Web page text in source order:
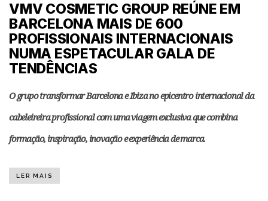
VMV COSMETIC GROUP REÚNE EM
BARCELONA MAIS DE 600
PROFISSIONAIS INTERNACIONAIS
NUMA ESPETACULAR GALA DE
TENDÊNCIAS
O grupotransformar Barcelona e Ibiza no epicentro internacional da
cabeleireira profissional comuma viagem exclusiva que combina
formação, inspiração, inovação e experiência de marca.
LER MAIS